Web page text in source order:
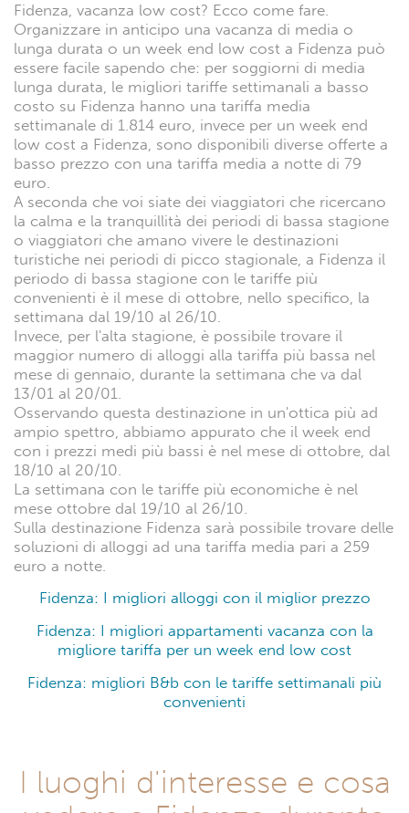
Fidenza, vacanza low cost? Ecco come fare.
Organizzare in anticipo una vacanza di media o
lunga durata o un week end low cost a Fidenza può
essere facile sapendo che: per soggiorni di media
lunga durata, le migliori tariffe settimanali a basso
costo su Fidenza hanno una tariffa media
settimanale di 1.814 euro, invece per un week end
low cost a Fidenza, sono disponibili diverse offerte a
basso prezzo con una tariffa media a notte di 79
euro.
A seconda che voi siate dei viaggiatori che ricercano
la calma e la tranquillità dei periodi di bassa stagione
o viaggiatori che amano vivere le destinazioni
turistiche nei periodi di picco stagionale, a Fidenza il
periodo di bassa stagione con le tariffe più
convenienti è il mese di ottobre, nello specifico, la
settimana dal 19/10 al 26/10.
Invece, per l'alta stagione, è possibile trovare il
maggior numero di alloggi alla tariffa più bassa nel
mese di gennaio, durante la settimana che va dal
13/01 al 20/01.
Osservando questa destinazione in un'ottica più ad
ampio spettro, abbiamo appurato che il week end
con i prezzi medi più bassi è nel mese di ottobre, dal
18/10 al 20/10.
La settimana con le tariffe più economiche è nel
mese ottobre dal 19/10 al 26/10.
Sulla destinazione Fidenza sarà possibile trovare delle
soluzioni di alloggi ad una tariffa media pari a 259
euro a notte.
Fidenza: I migliori alloggi con il miglior prezzo
Fidenza: I migliori appartamenti vacanza con la
migliore tariffa per un week end low cost
Fidenza: migliori B&b con le tariffe settimanali più
convenienti
I luoghi d'interesse e cosa